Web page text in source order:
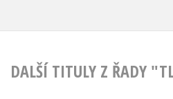
DALŠÍ TITULY Z ŘADY